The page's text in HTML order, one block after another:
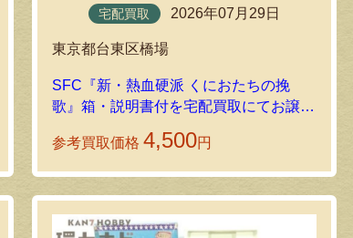
宅配買取 2026年07月29日
東京都台東区橋場
SFC『新・熱血硬派 くにおたちの挽
歌』箱・説明書付を宅配買取にてお譲り
参考買取価格4,500円